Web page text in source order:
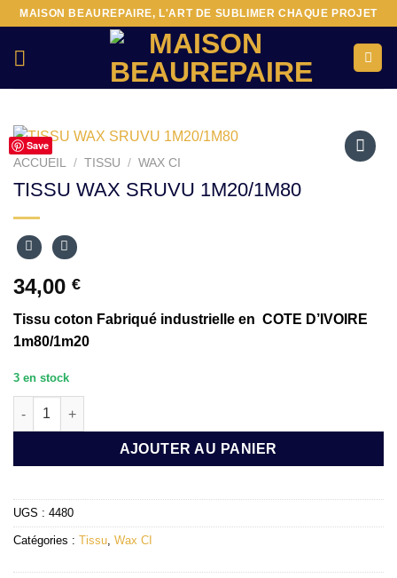
Passer
contenu
MAISON BEAUREPAIRE, L'ART DE SUBLIMER CHAQUE PROJET
Save
ACCUEIL / TISSU / WAX CI
TISSU WAX SRUVU 1M20/1M80
34,00 €
Tissu coton Fabriqué industrielle en COTE D’IVOIRE
1m80/1m20
3 en stock
quantité de TISSU WAX SRUVU 1M20/1M80
AJOUTER AU PANIER
UGS : 4480
Catégories : Tissu, Wax CI